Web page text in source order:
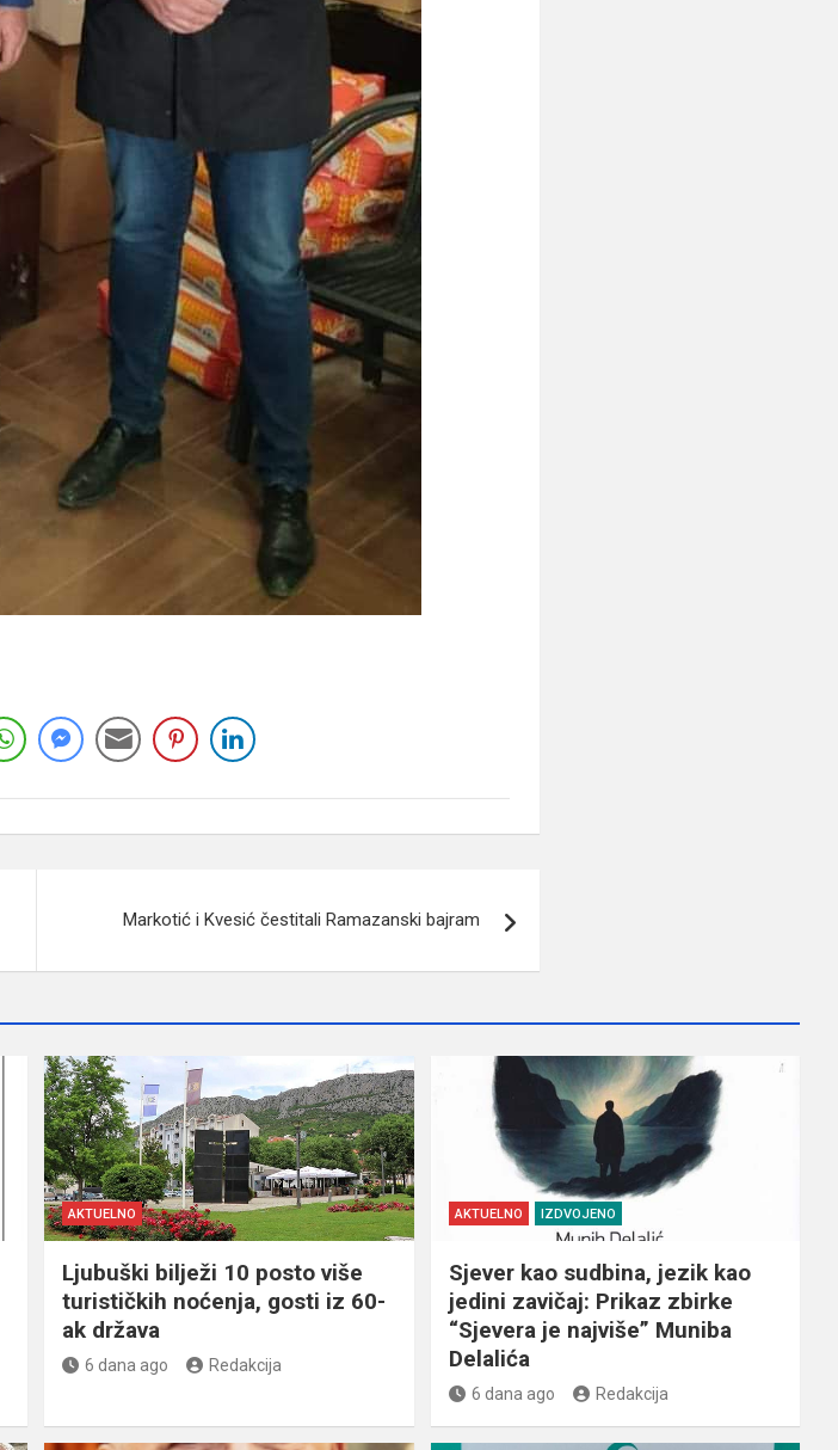
Markotić i Kvesić čestitali Ramazanski bajram
AKTUELNO
Ljubuški bilježi 10 posto više
turističkih noćenja, gosti iz 60-
ak država
6 dana ago Redakcija
AKTUELNO IZDVOJENO
Sjever kao sudbina, jezik kao
jedini zavičaj: Prikaz zbirke
“Sjevera je najviše” Muniba
Delalića
6 dana ago Redakcija